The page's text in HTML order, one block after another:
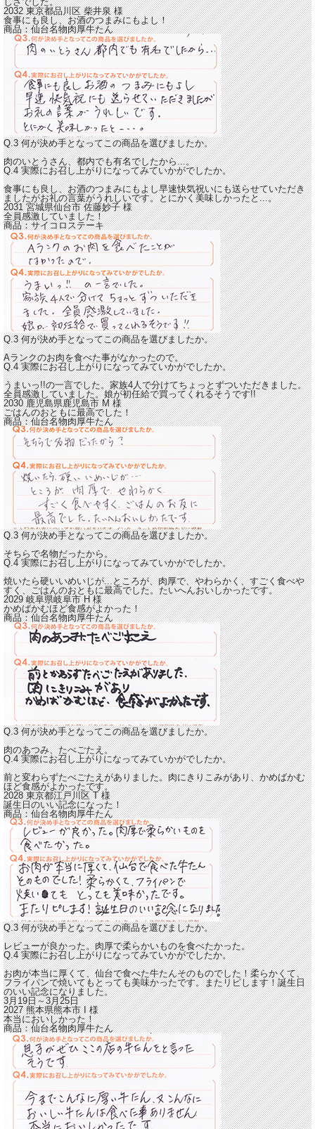
2032 東京都品川区柴井泉様
食事にも良し、お酒のつまみにもよし！
商品：仙台名物肉厚牛たん
Q.3 何が決め手となってこの商品を選びましたか。
肉のいとうさん、都内でも有名でしたから...。
Q.4 実際にお召し上がりになってみていかがでしたか。
食事にも良し、お酒のつまみにもよし早速快気祝いにも送らせていただき
ましたがお礼の言葉がうれしいです。とにかく美味しかったと...。
2031 宮城県仙台市佐藤妙子様
全員感激していました！
商品：サイコロステーキ
Q.3 何が決め手となってこの商品を選びましたか。
Aランクのお肉を食べた事がなかったので。
Q.4 実際にお召し上がりになってみていかがでしたか。
うまいっ!!の一言でした。家族4人で分けてちょっとずついただきました。
全員感激していました。娘が初任給で買ってくれるそうです!!
2030 鹿児島県鹿児島市M様
ごはんのおともに最高でした！
商品：仙台名物肉厚牛たん
Q.3 何が決め手となってこの商品を選びましたか。
そちらで名物だったから。
Q.4 実際にお召し上がりになってみていかがでしたか。
焼いたら硬いいめいじが...ところが、肉厚で、やわらかく、すごく食べや
すく、ごはんのおともに最高でした。たいへんおいしかったです。
2029 岐阜県岐阜市H様
かめばかむほど食感がよかった！
商品：仙台名物肉厚牛たん
Q.3 何が決め手となってこの商品を選びましたか。
肉のあつみ、たべごたえ。
Q.4 実際にお召し上がりになってみていかがでしたか。
前と変わらずたべごたえがありました。肉にきりこみがあり、かめばかむ
ほど食感がよかったです。
2028 東京都江戸川区T様
誕生日のいい記念になった！
商品：仙台名物肉厚牛たん
Q.3 何が決め手となってこの商品を選びましたか。
レビューが良かった。肉厚で柔らかいものを食べたかった。
Q.4 実際にお召し上がりになってみていかがでしたか。
お肉が本当に厚くて、仙台で食べた牛たんそのものでした！柔らかくて、
フライパンで焼いてもとっても美味かったです。またリピします！誕生日
のいい記念になりました。
3月19日～3月25日
2027 熊本県熊本市I様
本当においしかった！
商品：仙台名物肉厚牛たん